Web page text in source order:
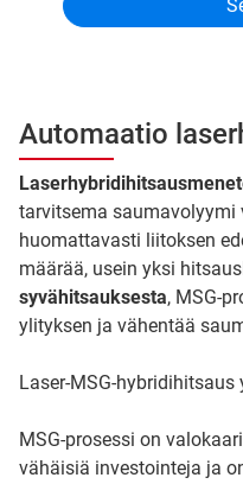
Automaatio
tarvitsema saumavolyymi
huomattavasti liitoksen
määrää, usein yksi
syvähitsauksesta, MSG-
ylityksen ja vähentää
Laser-MSG-
MSG-prosessi on
vähäisiä investointeja ja